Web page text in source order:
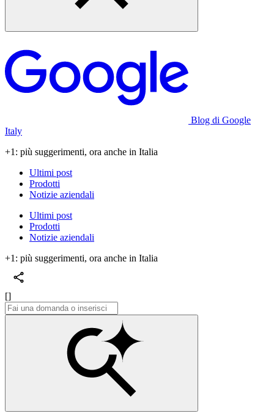
Blog di Google
Italy
+1: più suggerimenti, ora anche in Italia
Ultimi post
Prodotti
Notizie aziendali
Ultimi post
Prodotti
Notizie aziendali
+1: più suggerimenti, ora anche in Italia
[]